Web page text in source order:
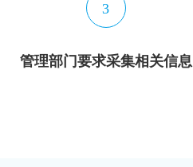
3
管理部门要求采集相关信息